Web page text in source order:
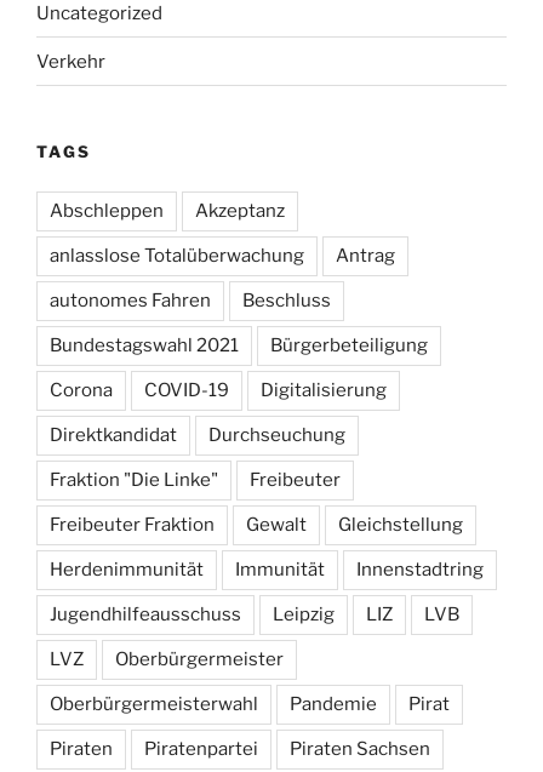
Uncategorized
Verkehr
TAGS
Abschleppen Akzeptanz
anlasslose Totalüberwachung Antrag
autonomes Fahren Beschluss
Bundestagswahl 2021 Bürgerbeteiligung
Corona COVID-19 Digitalisierung
Direktkandidat Durchseuchung
Fraktion "Die Linke" Freibeuter
Freibeuter Fraktion Gewalt Gleichstellung
Herdenimmunität Immunität Innenstadtring
Jugendhilfeausschuss Leipzig LIZ LVB
LVZ Oberbürgermeister
Oberbürgermeisterwahl Pandemie Pirat
Piraten Piratenpartei Piraten Sachsen